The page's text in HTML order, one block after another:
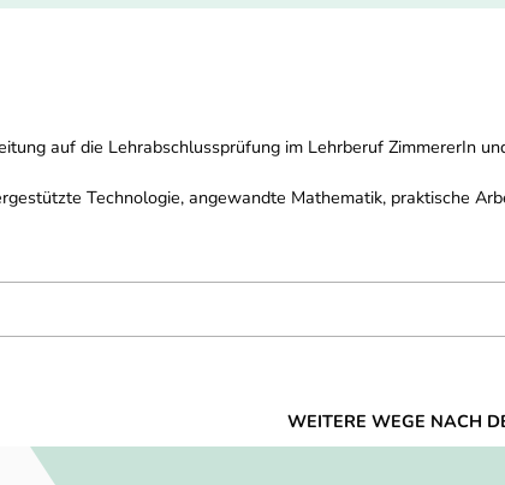
auf die Lehrabschlussprüfung im Lehrberuf ZimmererIn
Technologie, angewandte Mathematik, praktische
WEITERE WEGE NACH